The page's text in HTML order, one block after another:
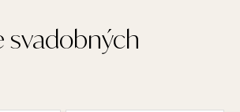
svadobných